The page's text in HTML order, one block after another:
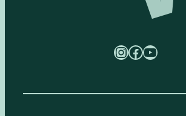
InstagramFacebook YouTube